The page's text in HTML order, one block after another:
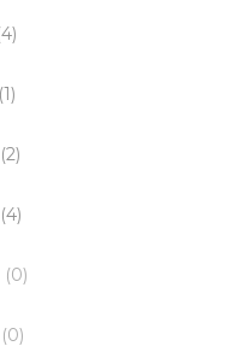
4
1
2
4
0
0
koberec FENIX GEL 5044